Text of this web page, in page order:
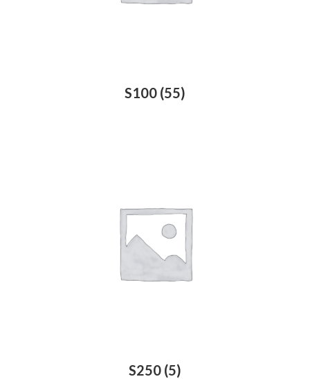
S100 (55)
S250 (5)